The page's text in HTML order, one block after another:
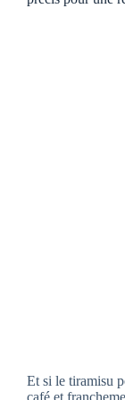
Et si le tiramisu
café et